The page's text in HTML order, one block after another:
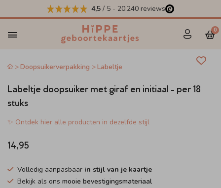
4,5 / 5 - 20.240 reviews
0
Doopsuikerverpakking Labeltje
Labeltje doopsuiker met giraf en initiaal - per 18
stuks
✨ Ontdek hier alle producten in dezelfde stijl
14,95
Volledig aanpasbaar in stijl van je kaartje
Bekijk als ons mooie bevestigingsmateriaal